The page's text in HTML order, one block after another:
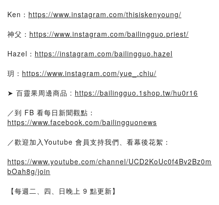
Ken： https://www.instagram.com/thisiskenyoung/
神父： https://www.instagram.com/bailingguo.priest/
Hazel： https://instagram.com/bailingguo.hazel
玥： https://www.instagram.com/yue_.chiu/
➤ 百靈果周邊商品 : https://bailingguo.1shop.tw/hu0r16
／到 FB 看每日新聞觀點：
https://www.facebook.com/bailingguonews
／歡迎加入Youtube 會員支持我們、看幕後花絮：
https://www.youtube.com/channel/UCD2KoUc0f4Bv2Bz0m
bOah8g/join
【每週二、四、日晚上 9 點更新】